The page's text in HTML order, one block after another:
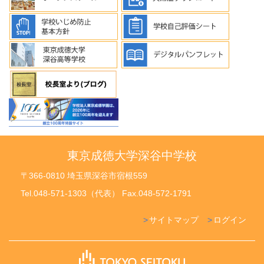
東京成徳大学深谷中学校
〒366-0810 埼玉県深谷市宿根559
Tel.048-571-1303（代表） Fax.048-572-1791
ログイン
サイトマップ